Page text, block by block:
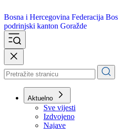
Bosna i Hercegovina
podrinjski kanton Goražde
Aktuelno